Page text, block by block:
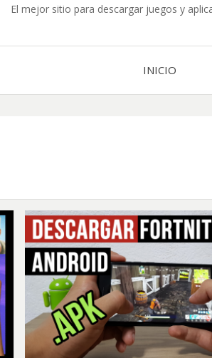
El mejor sitio para descargar juegos y
INICIO